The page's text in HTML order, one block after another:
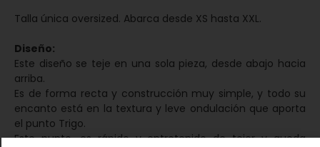
Talla única oversized. Abarca desde XS hasta XXL.
Diseño:
Este diseño se teje en una sola pieza, desde abajo hacia
arriba.
Es de forma recta y construcción muy simple, y todo su
encanto está en la textura y leve ondulación que aporta
el punto Trigo.
Este punto, es rápido y entretenido de tejer y queda